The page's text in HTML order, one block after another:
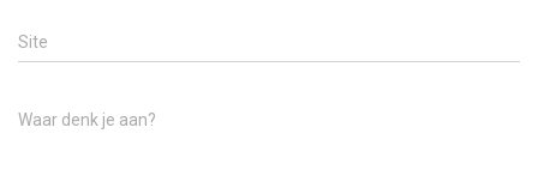
Site
Waar denk je aan?